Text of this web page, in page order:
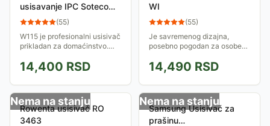
usisavanje IPC Soteco
W115
(55)
W115 je profesionalni usisivač
prikladan za domaćinstvo.
usisavanje. Ima veliki
rezervoar zapremine 21 litar.
14,400 RSD
WI
(55)
Je savremenog dizajna,
posebno pogodan za osobe
zahvaljujući Hepa Filteru H12.
Snaga motora ovog usisivača
je 2400W
14,490 RSD
Nema na stanju
Rowenta usisivač RO
3463
Nema na stanju
Samsung Usisivač za
prašinu